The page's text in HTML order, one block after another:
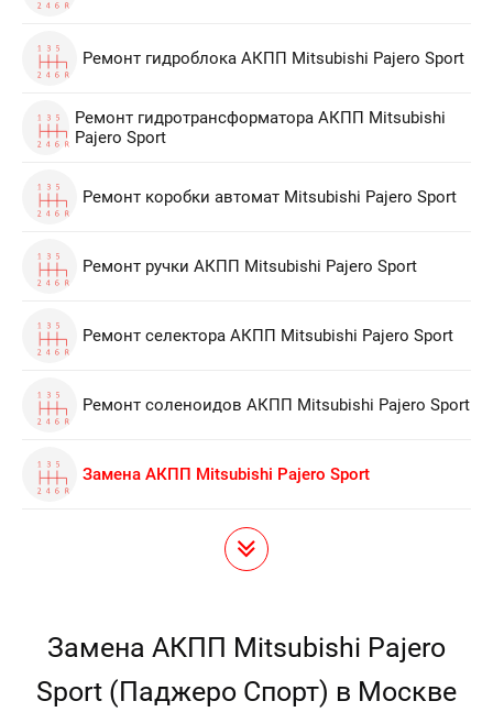
Ремонт гидроблока АКПП Mitsubishi Pajero Sport
Ремонт гидротрансформатора АКПП Mitsubishi
Pajero Sport
Ремонт коробки автомат Mitsubishi Pajero Sport
Ремонт ручки АКПП Mitsubishi Pajero Sport
Ремонт селектора АКПП Mitsubishi Pajero Sport
Ремонт соленоидов АКПП Mitsubishi Pajero Sport
Замена АКПП Mitsubishi Pajero Sport
Замена АКПП Mitsubishi Pajero
Sport (Паджеро Спорт) в Москве